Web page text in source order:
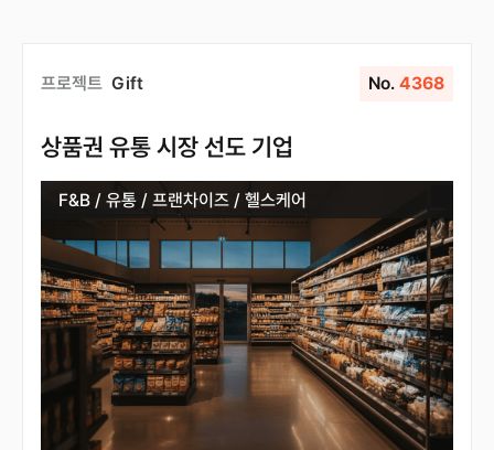
프로젝트 Gift No. 4368
상품권 유통 시장 선도 기업
F&B / 유통 / 프랜차이즈 / 헬스케어